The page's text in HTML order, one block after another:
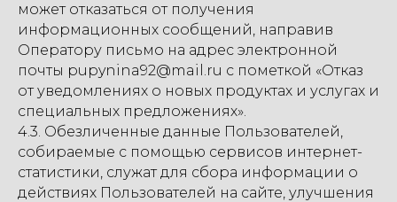
может отказаться от получения
информационных сообщений, направив
Оператору письмо на адрес электронной
почты pupynina92@mail.ru с пометкой «Отказ
от уведомлениях о новых продуктах и услугах и
специальных предложениях».
4.3. Обезличенные данные Пользователей,
собираемые с помощью сервисов интернет-
статистики, служат для сбора информации о
действиях Пользователей на сайте, улучшения